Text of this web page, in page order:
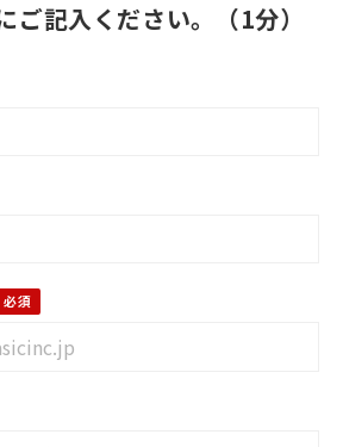
ご記入ください。（1分）